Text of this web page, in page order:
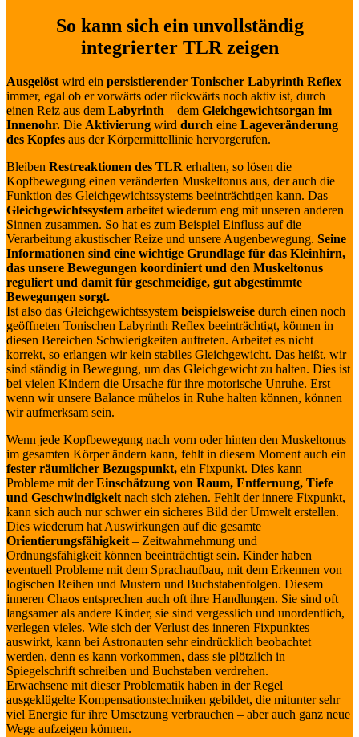
So kann sich ein unvollständig
integrierter TLR zeigen
Ausgelöst wird ein persistierender Tonischer Labyrinth Reflex
immer, egal ob er vorwärts oder rückwärts noch aktiv ist, durch
einen Reiz aus dem Labyrinth – dem Gleichgewichtsorgan im
Innenohr. Die Aktivierung wird durch eine Lageveränderung
des Kopfes aus der Körpermittellinie hervorgerufen.
Bleiben Restreaktionen des TLR erhalten, so lösen die
Kopfbewegung einen veränderten Muskeltonus aus, der auch die
Funktion des Gleichgewichtssystems beeinträchtigen kann. Das
Gleichgewichtssystem arbeitet wiederum eng mit unseren anderen
Sinnen zusammen. So hat es zum Beispiel Einfluss auf die
Verarbeitung akustischer Reize und unsere Augenbewegung. Seine
Informationen sind eine wichtige Grundlage für das Kleinhirn,
das unsere Bewegungen koordiniert und den Muskeltonus
reguliert und damit für geschmeidige, gut abgestimmte
Bewegungen sorgt.
Ist also das Gleichgewichtssystem beispielsweise durch einen noch
geöffneten Tonischen Labyrinth Reflex beeinträchtigt, können in
diesen Bereichen Schwierigkeiten auftreten. Arbeitet es nicht
korrekt, so erlangen wir kein stabiles Gleichgewicht. Das heißt, wir
sind ständig in Bewegung, um das Gleichgewicht zu halten. Dies ist
bei vielen Kindern die Ursache für ihre motorische Unruhe. Erst
wenn wir unsere Balance mühelos in Ruhe halten können, können
wir aufmerksam sein.
Wenn jede Kopfbewegung nach vorn oder hinten den Muskeltonus
im gesamten Körper ändern kann, fehlt in diesem Moment auch ein
fester räumlicher Bezugspunkt, ein Fixpunkt. Dies kann
Probleme mit derEinschätzung von Raum, Entfernung, Tiefe
und Geschwindigkeit nach sich ziehen. Fehlt der innere Fixpunkt,
kann sich auch nur schwer ein sicheres Bild der Umwelt erstellen.
Dies wiederum hat Auswirkungen auf die gesamte
Orientierungsfähigkeit – Zeitwahrnehmung und
Ordnungsfähigkeit können beeinträchtigt sein. Kinder haben
eventuell Probleme mit dem Sprachaufbau, mit dem Erkennen von
logischen Reihen und Mustern und Buchstabenfolgen. Diesem
inneren Chaos entsprechen auch oft ihre Handlungen. Sie sind oft
langsamer als andere Kinder, sie sind vergesslich und unordentlich,
verlegen vieles. Wie sich der Verlust des inneren Fixpunktes
auswirkt, kann bei Astronauten sehr eindrücklich beobachtet
werden, denn es kann vorkommen, dass sie plötzlich in
Spiegelschrift schreiben und Buchstaben verdrehen.
Erwachsene mit dieser Problematik haben in der Regel
ausgeklügelte Kompensationstechniken gebildet, die mitunter sehr
viel Energie für ihre Umsetzung verbrauchen – aber auch ganz neue
Wege aufzeigen können.